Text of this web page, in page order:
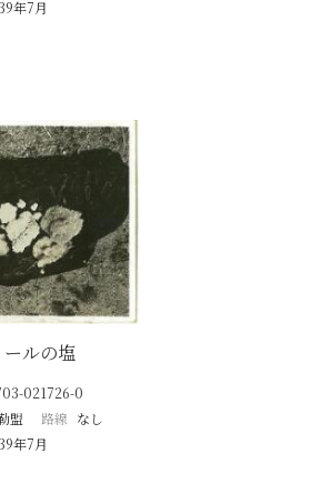
年7月
ールの塩
021726-0
盟 路線 なし
年7月